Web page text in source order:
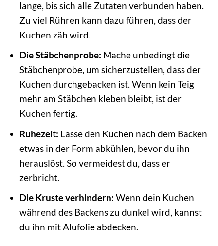
lange, bis sich alle Zutaten verbunden haben.
Zu viel Rühren kann dazu führen, dass der
Kuchen zäh wird.
Die Stäbchenprobe: Mache unbedingt die
Stäbchenprobe, um sicherzustellen, dass der
Kuchen durchgebacken ist. Wenn kein Teig
mehr am Stäbchen kleben bleibt, ist der
Kuchen fertig.
Ruhezeit: Lasse den Kuchen nach dem Backen
etwas in der Form abkühlen, bevor du ihn
herauslöst. So vermeidest du, dass er
zerbricht.
Die Kruste verhindern: Wenn dein Kuchen
während des Backens zu dunkel wird, kannst
du ihn mit Alufolie abdecken.